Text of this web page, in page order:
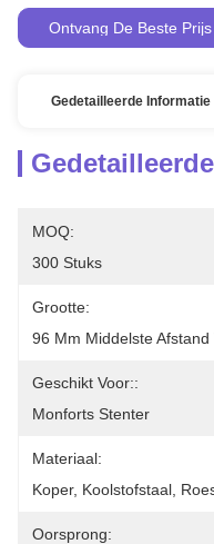
Ontvang De Beste Prijs
Gedetailleerde Informatie
MOQ:
300 Stuks
Grootte:
96 Mm Middelste
Geschikt Voor::
Monforts Stenter
Materiaal:
Koper, Koolstofstaal,
Oorsprong: